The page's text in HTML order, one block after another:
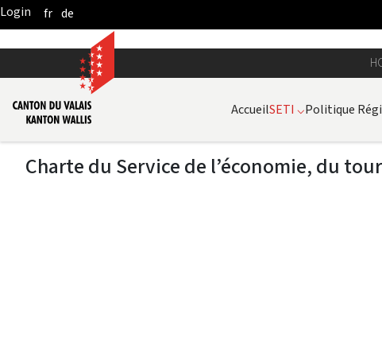
Skip to Main Content
fr de
AccueilSETI ⌵Politique
Charte du Service de l’économie, du